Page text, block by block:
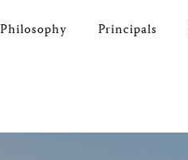
Philosophy Principals